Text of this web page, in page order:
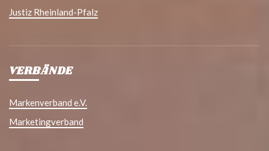
Justiz Rheinland-Pfalz
VERBÄNDE
Markenverband e.V.
Marketingverband